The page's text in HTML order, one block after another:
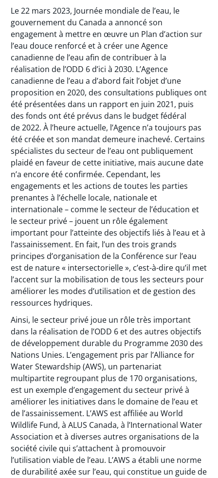
Le 22 mars 2023, Journée mondiale de l’eau, le
gouvernement du Canada a annoncé son
engagement à mettre en œuvre un Plan d’action sur
l’eau douce renforcé et à créer une Agence
canadienne de l’eau afin de contribuer à la
réalisation de l’ODD 6 d’ici à 2030. L’Agence
canadienne de l’eau a d’abord fait l’objet d’une
proposition en 2020, des consultations publiques ont
été présentées dans un rapport en juin 2021, puis
des fonds ont été prévus dans le budget fédéral
de 2022. À l’heure actuelle, l’Agence n’a toujours pas
été créée et son mandat demeure inachevé. Certains
spécialistes du secteur de l’eau ont publiquement
plaidé en faveur de cette initiative, mais aucune date
n’a encore été confirmée. Cependant, les
engagements et les actions de toutes les parties
prenantes à l’échelle locale, nationale et
internationale – comme le secteur de l’éducation et
le secteur privé – jouent un rôle également
important pour l’atteinte des objectifs liés à l’eau et à
l’assainissement. En fait, l’un des trois grands
principes d’organisation de la Conférence sur l’eau
est de nature « intersectorielle », c’est-à-dire qu’il met
l’accent sur la mobilisation de tous les secteurs pour
améliorer les modes d’utilisation et de gestion des
ressources hydriques.
Ainsi, le secteur privé joue un rôle très important
dans la réalisation de l’ODD 6 et des autres objectifs
de développement durable du Programme 2030 des
Nations Unies. L’engagement pris par l’Alliance for
Water Stewardship (AWS), un partenariat
multipartite regroupant plus de 170 organisations,
est un exemple d’engagement du secteur privé à
améliorer les initiatives dans le domaine de l’eau et
de l’assainissement. L’AWS est affiliée au World
Wildlife Fund, à ALUS Canada, à l’International Water
Association et à diverses autres organisations de la
société civile qui s’attachent à promouvoir
l’utilisation viable de l’eau. L’AWS a établi une norme
de durabilité axée sur l’eau, qui constitue un guide de